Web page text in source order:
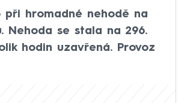
hromadné nehodě na
Nehoda se stala na 296.
hodin uzavřená. Provoz